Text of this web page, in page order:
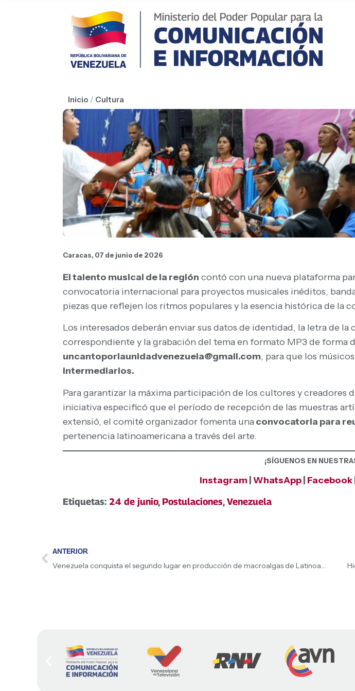
Inicio / Cultura
Caracas, 07 de junio de 2026
El talento musical de la región contó con una nueva plataforma
convocatoria internacional para proyectos musicales inéditos,
piezas que reflejen los ritmos populares y la esencia histórica de la
Los interesados deberán enviar sus datos de identidad, la letra de
correspondiente y la grabación del tema en formato MP3 de
uncantoporlaunidadvenezuela@gmail.com, para que los
intermediarios.
Para garantizar la máxima participación de los cultores y
iniciativa especificó que el período de recepción de las muestras
extensió, el comité organizador fomenta unaconvocatoria para
pertenencia latinoamericana a través del arte.
¡SÍGUENOS EN
Instagram WhatsApp Facebook
Etiquetas: 24 de junio, Postulaciones,Venezuela
ANTERIOR
Venezuela conquista el segundo lugar en producción de macroalgas de Latinoamérica